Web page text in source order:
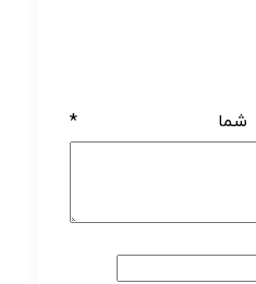
شما*